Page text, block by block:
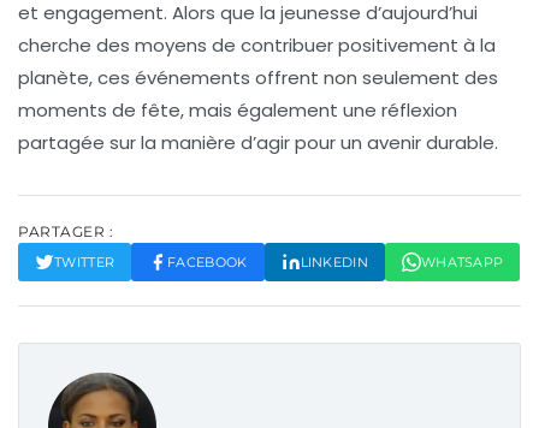
et engagement. Alors que la jeunesse d’aujourd’hui
cherche des moyens de contribuer positivement à la
planète, ces événements offrent non seulement des
moments de fête, mais également une réflexion
partagée sur la manière d’agir pour un avenir durable.
PARTAGER :
TWITTER FACEBOOK LINKEDIN WHATSAPP